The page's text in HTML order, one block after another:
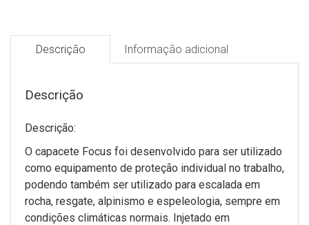
Descrição Informação adicional
Descrição
Descrição:
O capacete Focus foi desenvolvido para ser utilizado
como equipamento de proteção individual no trabalho,
podendo também ser utilizado para escalada em
rocha, resgate, alpinismo e espeleologia, sempre em
condições climáticas normais. Injetado em